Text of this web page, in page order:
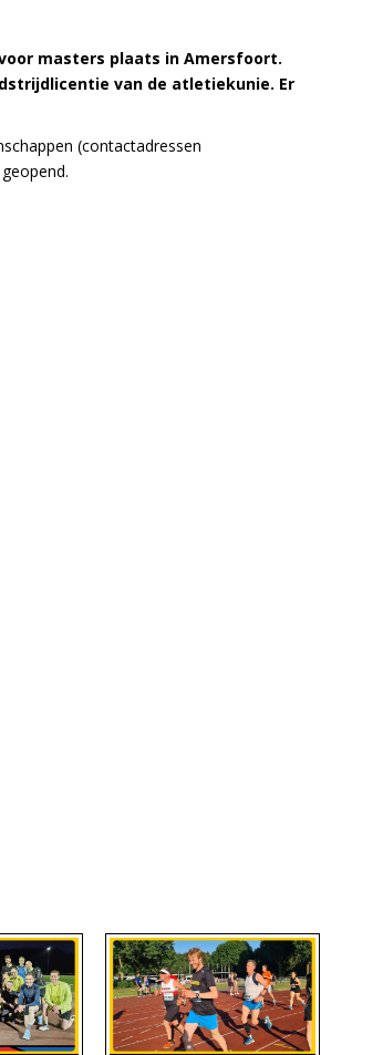
masters plaats in Amersfoort.
van de atletiekunie. Er
(contactadressen